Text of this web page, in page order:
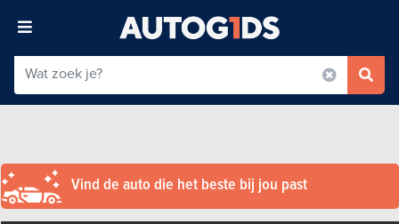
Vind de auto die het beste bij jou past